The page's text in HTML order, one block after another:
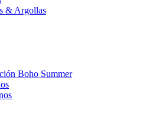
& Argollas
Boho Summer